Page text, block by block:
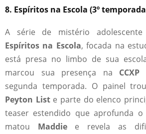
8. Espíritos na Escola (3º
A série de mistério
Espíritos na Escola, focada na
está presa no limbo de sua
marcou sua presença na CCXP
segunda temporada. O painel
Peyton Liste parte do elenco
teaser estendido que aprofunda
matou Maddiee revela as